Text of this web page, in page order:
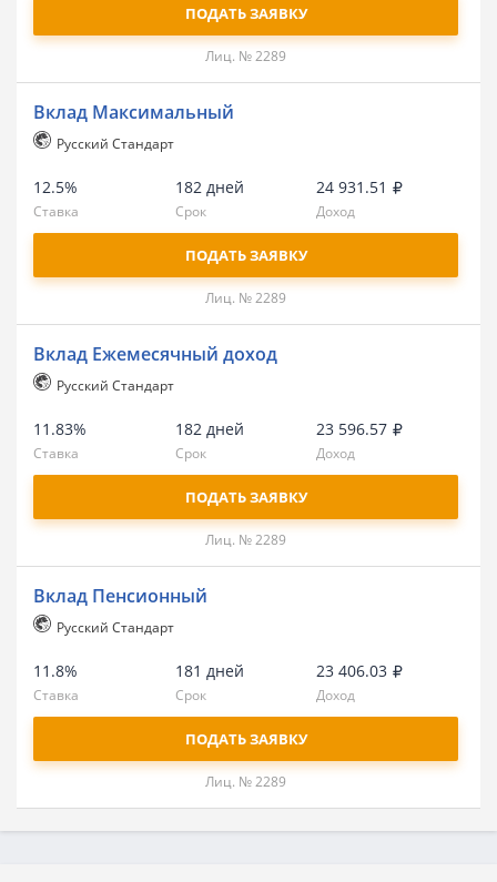
ПОДАТЬ ЗАЯВКУ
Лиц. № 2289
Вклад Максимальный
Русский Стандарт
12.5%
Ставка
182 дней
Срок
24 931.51
Доход
ПОДАТЬ ЗАЯВКУ
Лиц. № 2289
Вклад Ежемесячный доход
Русский Стандарт
11.83%
Ставка
182 дней
Срок
23 596.57
Доход
ПОДАТЬ ЗАЯВКУ
Лиц. № 2289
Вклад Пенсионный
Русский Стандарт
11.8%
Ставка
181 дней
Срок
23 406.03
Доход
ПОДАТЬ ЗАЯВКУ
Лиц. № 2289